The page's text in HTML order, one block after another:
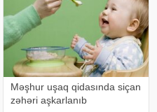
Məşhur uşaq qidasında siçan
zəhəri aşkarlanıb